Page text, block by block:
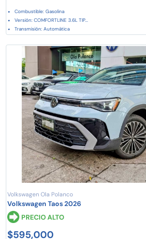
Combustible: Gasolina
Versión: COMFORTLINE 3.6L TIP...
Transmisión: Automática
Volkswagen Ola Polanco
Volkswagen Taos 2026
PRECIO ALTO
$595,000